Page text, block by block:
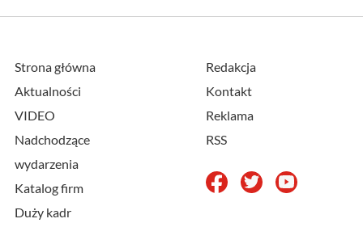
Strona główna
Aktualności
VIDEO
Nadchodzące
wydarzenia
Katalog firm
Duży kadr
Redakcja
Kontakt
Reklama
RSS